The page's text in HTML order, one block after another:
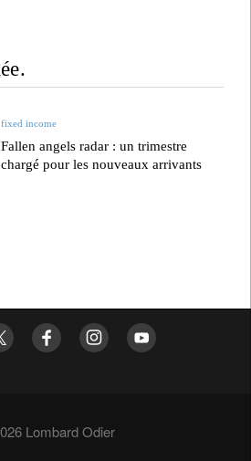
fixed income
Fallen angels radar : un trimestre
chargé pour les nouveaux arrivants
Lombard Odier